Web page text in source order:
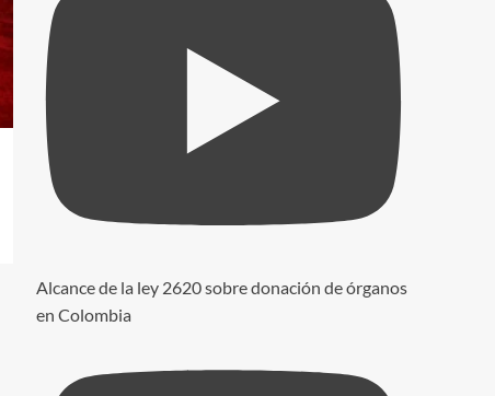
Alcance de la ley 2620 sobre donación de órganos
en Colombia